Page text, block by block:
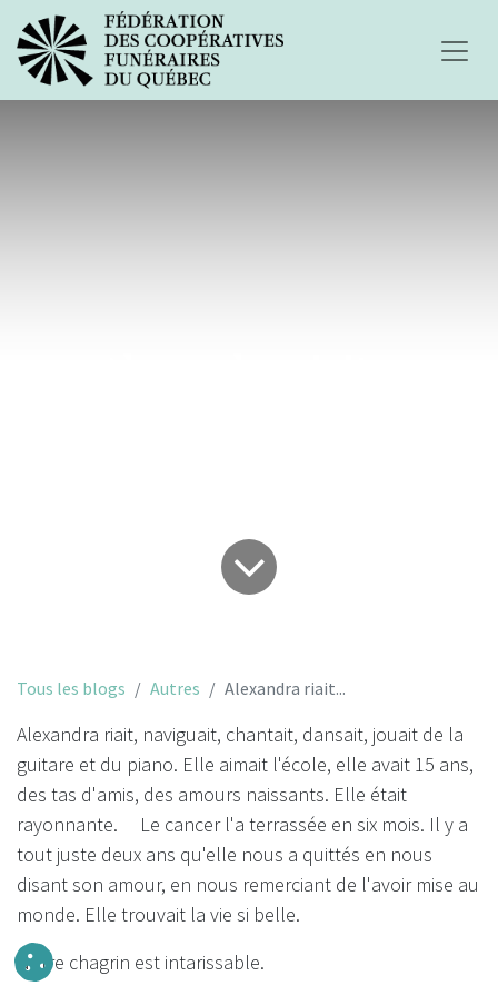
Tous les blogs Autres Alexandra riait...
Alexandra riait, naviguait, chantait, dansait, jouait de la
guitare et du piano. Elle aimait l'école, elle avait 15 ans,
des tas d'amis, des amours naissants. Elle était
rayonnante. Le cancer l'a terrassée en six mois. Il y a
tout juste deux ans qu'elle nous a quittés en nous
disant son amour, en nous remerciant de l'avoir mise au
monde. Elle trouvait la vie si belle.
Notre chagrin est intarissable.